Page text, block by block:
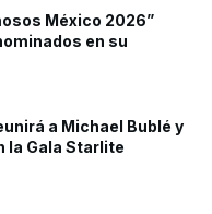
México 2026”
en su
a Michael Bublé y
la Gala Starlite